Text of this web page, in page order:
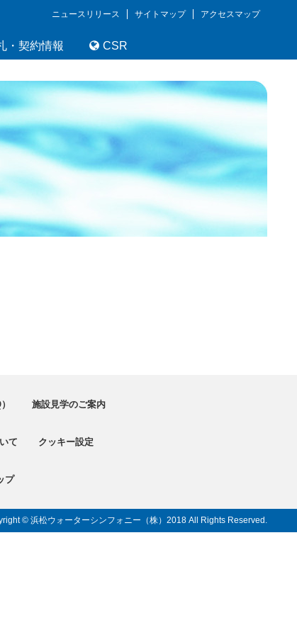
ニュースリリース サイトマップ アクセスマップ
・契約情報 CSR
施設見学のご案内
て クッキー設定
プ
© 浜松ウォーターシンフォニー（株） 2018 All Rights Reserved.